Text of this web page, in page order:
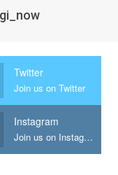
Twitter
Join us on Twitter
Instagram
Join us on Instagram